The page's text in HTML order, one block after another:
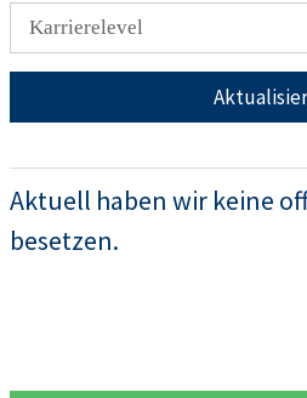
Karrierelevel
Aktuell haben wir keine
besetzen.